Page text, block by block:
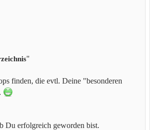
"
finden, die evtl. Deine "besonderen
Du erfolgreich geworden bist.